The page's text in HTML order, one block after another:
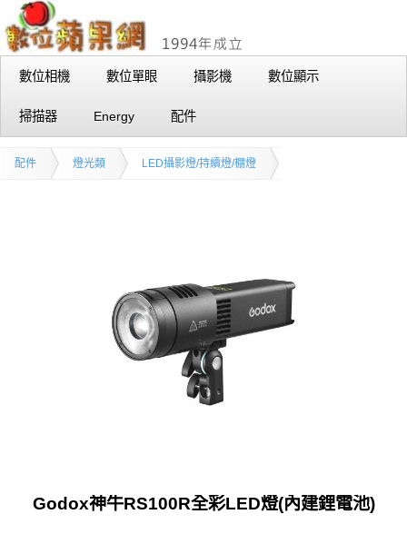
數位相機 數位單眼 攝影機 數位顯示
掃描器 Energy 配件
配件 燈光類 LED攝影燈/持續燈/棚燈
Godox神牛RS100R全彩LED燈(內建鋰電池)